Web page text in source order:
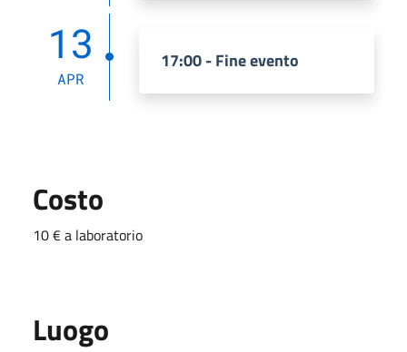
13
APR
17:00 - Fine evento
Costo
10 € a laboratorio
Luogo